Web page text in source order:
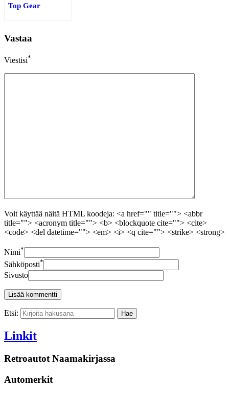
Top Gear
Vastaa
Viestisi*
Voit käyttää näitä HTML koodeja: <a href="" title=""> <abbr
title=""> <acronym title=""> <b> <blockquote cite=""> <cite>
<code> <del datetime=""> <em> <i> <q cite=""> <strike> <strong>
Nimi*
Sähköposti*
Sivusto
Etsi:
Linkit
Retroautot Naamakirjassa
Automerkit